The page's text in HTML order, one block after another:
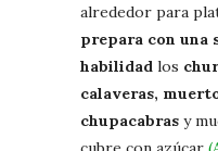
alrededor para
prepara con una
habilidad los
calaveras,
chupacabras y